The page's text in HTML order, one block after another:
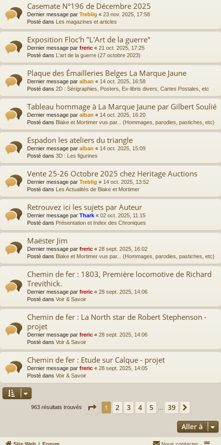
Casemate N°196 de Décembre 2025
Dernier message par Treblig « 23 nov. 2025, 17:58
Posté dans Les magazines et articles
Exposition Floc'h "L'Art de la guerre"
Dernier message par freric « 21 oct. 2025, 17:25
Posté dans L'art de la guerre (27 octobre 2023)
Plaque des Émailleries Belges La Marque Jaune
Dernier message par alban « 14 oct. 2025, 16:58
Posté dans 2D : Sérigraphies, Posters, Ex-libris divers, Cartes Postales, etc
Tableau hommage à La Marque Jaune par Gilbert Soulié
Dernier message par alban « 14 oct. 2025, 16:20
Posté dans Blake et Mortimer vus par... (Hommages, parodies, pastiches, etc)
Espadon les ateliers du triangle
Dernier message par alban « 14 oct. 2025, 15:09
Posté dans 3D : Les figurines
Vente 25-26 Octobre 2025 chez Heritage Auctions
Dernier message par Treblig « 14 oct. 2025, 13:52
Posté dans Les Actualités de Blake et Mortimer
Retrouvez ici les sujets par Auteur
Dernier message par Thark « 02 oct. 2025, 11:15
Posté dans Présentation et Index des Chroniques
Maëster Jim
Dernier message par freric « 28 sept. 2025, 16:02
Posté dans Blake et Mortimer vus par... (Hommages, parodies, pastiches, etc)
Chemin de fer : 1803, Première locomotive de Richard
Trevithick.
Dernier message par freric « 28 sept. 2025, 14:06
Posté dans Voir & Savoir
Chemin de fer : La North star de Robert Stephenson -
projet
Dernier message par freric « 28 sept. 2025, 14:06
Posté dans Voir & Savoir
Chemin de fer : Etude sur Calque - projet
Dernier message par freric « 28 sept. 2025, 14:05
Posté dans Voir & Savoir
963 résultats trouvés Page 1 sur 39
1 2 3 4 5 39
Aller à